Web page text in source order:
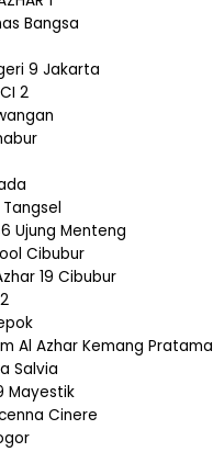
Bangsa
9 Jakarta
2
Tangsel
Ujung Menteng
Cibubur
19 Cibubur
Al Azhar Kemang Pratama
Salvia
Mayestik
Cinere